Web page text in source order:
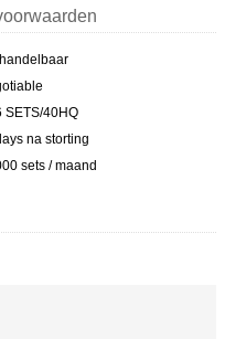
SETS/40HQ
na storting
sets / maand